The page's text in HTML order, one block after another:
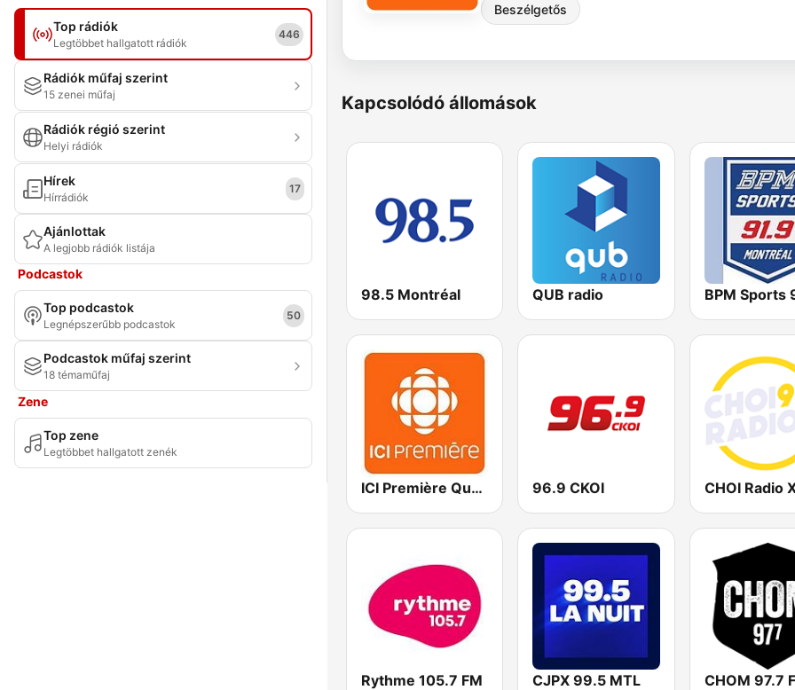
Top rádiók
Legtöbbet hallgatott rádiók
446
Rádiók műfaj szerint
15 zenei műfaj
Rádiók régió szerint
Helyi rádiók
Hírek
Hírrádiók
17
Ajánlottak
A legjobb rádiók listája
Podcastok
Top podcastok
Legnépszerűbb podcastok
50
Podcastok műfaj szerint
18 témaműfaj
Zene
Top zene
Legtöbbet hallgatott zenék
Beszélgetős
Kapcsolódó állomások
98.5 Montréal QUB radio
ICI Première Québec 96.9 CKOI
Rythme 105.7 FM CJPX 99.5 MTL CHOM 97.7